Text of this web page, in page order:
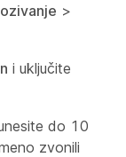
>
i uključite
do 10
zvonili